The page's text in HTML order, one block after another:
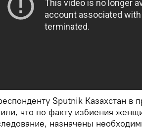
Sputnik Казахстан в
что по факту избиения
назначены